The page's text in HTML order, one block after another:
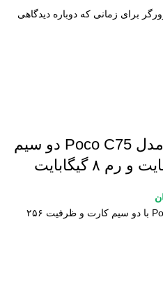
برای زمانی که دوباره دیدگاهی
گوشی موبایل شیائومی مدل Poco C75 دو سیم
گوشی موبایل شیائومی مدل Poco C75 با دو سیم کارت و ظرفیت ۲۵۶